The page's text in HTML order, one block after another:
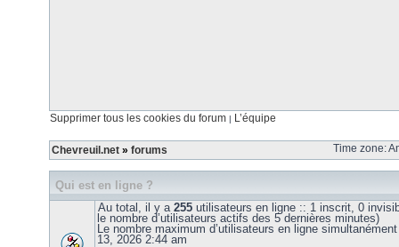
Supprimer tous les cookies du forum | L’équipe
Chevreuil.net » forums Time zone:
Qui est en ligne ?
Au total, il y a 255 utilisateurs en ligne :: 1 inscrit, 0
le nombre d’utilisateurs actifs des 5 dernières minutes)
Le nombre maximum d’utilisateurs en ligne
13, 2026 2:44 am